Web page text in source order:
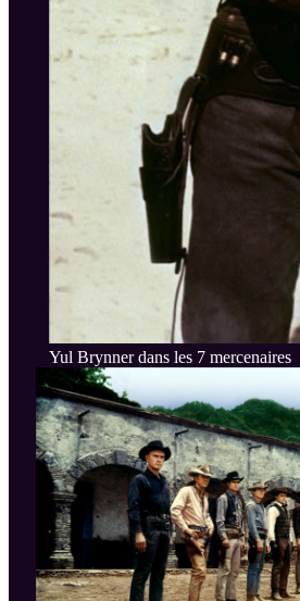
Yul Brynner dans les 7 mercenaires